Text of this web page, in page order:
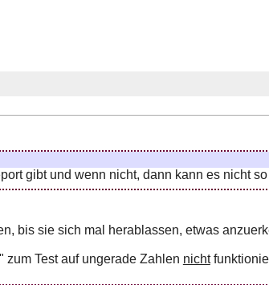
gibt und wenn nicht, dann kann es nicht
bis sie sich mal herablassen, etwas
Test auf ungerade Zahlen nicht